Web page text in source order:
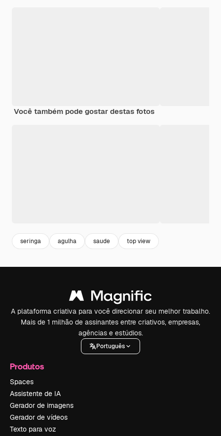
Você também pode gostar destas fotos
seringa agulha saude top view
A plataforma criativa para você direcionar seu melhor trabalho.
Mais de 1 milhão de assinantes entre criativos, empresas,
agências e estúdios.
Português
Produtos
Spaces
Assistente de IA
Gerador de imagens
Gerador de vídeos
Texto para voz